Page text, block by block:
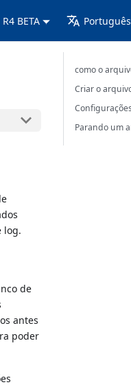
R4 BETA Português
log.
de
antes
poder
como o
Criar o
Parando um